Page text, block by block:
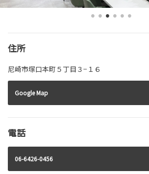
住所
尼崎市塚口本町５丁目３−１６
Google Map
電話
06-6426-0456